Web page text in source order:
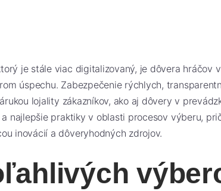
je stále viac digitalizovaný, je dôvera hráčov
úspechu. Zabezpečenie rýchlych,
lojality zákazníkov, ako aj dôvery v
najlepšie praktiky v oblasti procesov výberu,
inovácií a dôveryhodných zdrojov.